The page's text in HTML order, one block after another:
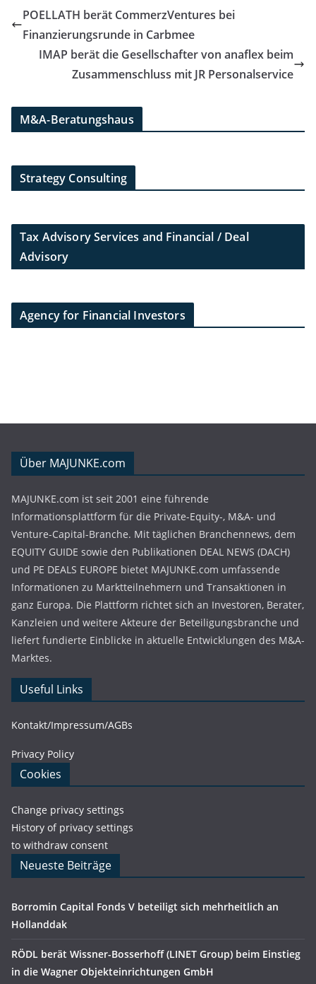
POELLATH berät CommerzVentures bei
Finanzierungsrunde in Carbmee
IMAP berät die Gesellschafter von anaflex beim
Zusammenschluss mit JR Personalservice
M&A-Beratungshaus
Strategy Consulting
Tax Advisory Services and Financial / Deal
Advisory
Agency for Financial Investors
Über MAJUNKE.com
MAJUNKE.com ist seit 2001 eine führende
Informationsplattform für die Private-Equity-, M&A- und
Venture-Capital-Branche. Mit täglichen Branchennews, dem
EQUITY GUIDE sowie den Publikationen DEAL NEWS (DACH)
und PE DEALS EUROPE bietet MAJUNKE.com umfassende
Informationen zu Marktteilnehmern und Transaktionen in
ganz Europa. Die Plattform richtet sich an Investoren, Berater,
Kanzleien und weitere Akteure der Beteiligungsbranche und
liefert fundierte Einblicke in aktuelle Entwicklungen des M&A-
Marktes.
Useful Links
Kontakt/Impressum/AGBs
Privacy Policy
Cookies
Change privacy settings
History of privacy settings
to withdraw consent
Neueste Beiträge
Borromin Capital Fonds V beteiligt sich mehrheitlich an
Hollanddak
RÖDL berät Wissner-Bosserhoff (LINET Group) beim Einstieg
in die Wagner Objekteinrichtungen GmbH